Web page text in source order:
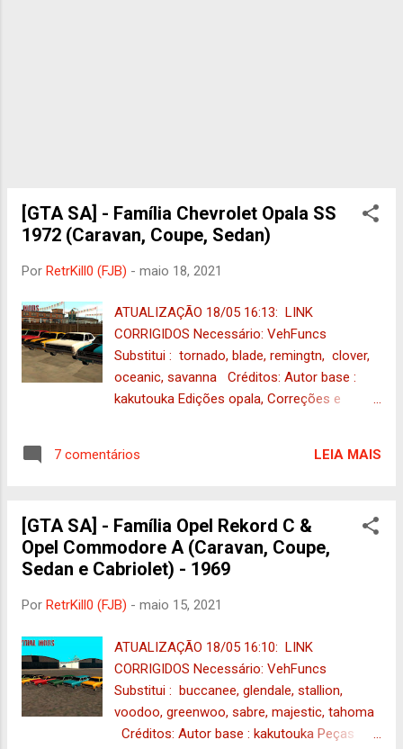
[GTA SA] - Família Chevrolet Opala SS
1972 (Caravan, Coupe, Sedan)
Por RetrKill0 (FJB) - maio 18, 2021
ATUALIZAÇÃO 18/05 16:13: LINK
CORRIGIDOS Necessário: VehFuncs
Substitui : tornado, blade, remingtn, clover,
oceanic, savanna Créditos: Autor base :
kakutouka Edições opala, Correções e
DO PACK + NOMES EM JOGO. OU VOCÊ
TXD : 1.93MB Chevrolet Opala Caravan
SS 1972 DFF : 860KB | TXD : 1.93MB
Chevrolet Opala Coupe Especial 1972 DFF :
Coupe SS 1972 DFF : 852KB | TXD : 193MB
Chevrolet Opala Sedan Especial 1972
DFF : 810KB | TXD : 1.93MB Chevrolet
1.93MB ATENÇÃO | NOS TXDs POSSUI
IMAGEM +18 | ATENÇÃO !SE FOR ...
7 comentários LEIA MAIS
[GTA SA] - Família Opel Rekord C &
Opel Commodore A (Caravan, Coupe,
Sedan e Cabriolet) - 1969
Por RetrKill0 (FJB) - maio 15, 2021
ATUALIZAÇÃO 18/05 16:10: LINK
CORRIGIDOS Necessário: VehFuncs
Substitui : buccanee, glendale, stallion,
voodoo, greenwoo, sabre, majestic, tahoma
Créditos: Autor base : kakutouka Peças